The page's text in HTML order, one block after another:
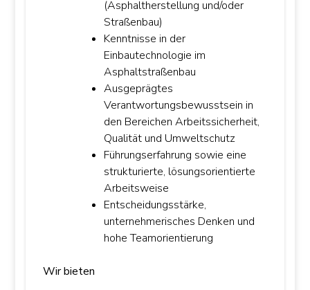
(Asphaltherstellung und/oder
Straßenbau)
Kenntnisse in der
Einbautechnologie im
Asphaltstraßenbau
Ausgeprägtes
Verantwortungsbewusstsein in
den Bereichen Arbeitssicherheit,
Qualität und Umweltschutz
Führungserfahrung sowie eine
strukturierte, lösungsorientierte
Arbeitsweise
Entscheidungsstärke,
unternehmerisches Denken und
hohe Teamorientierung
Wir bieten